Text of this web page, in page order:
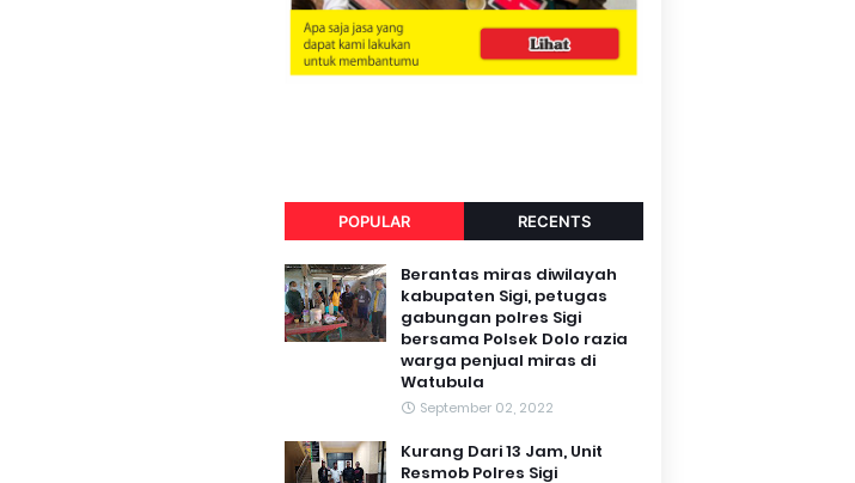
POPULAR RECENTS
Berantas miras diwilayah
kabupaten Sigi, petugas
gabungan polres Sigi
bersama Polsek Dolo razia
warga penjual miras di
Watubula
September 02, 2022
Kurang Dari 13 Jam, Unit
Resmob Polres Sigi